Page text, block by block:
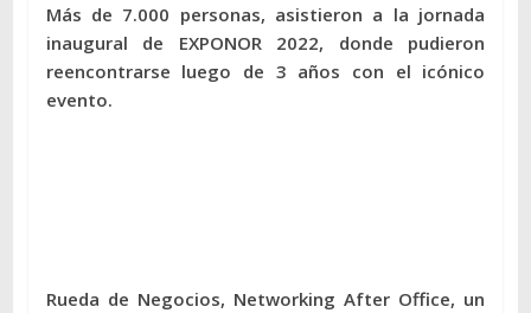
Más de 7.000 personas, asistieron a la jornada
inaugural de EXPONOR 2022, donde pudieron
reencontrarse luego de 3 años con el icónico
evento.
Rueda de Negocios, Networking After Office, un